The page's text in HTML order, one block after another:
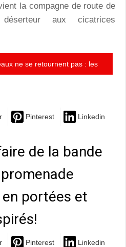
la compagne de route de
aux cicatrices
ne se retournent pas : les
Pinterest Linkedin
de la bande
portées et
Pinterest Linkedin